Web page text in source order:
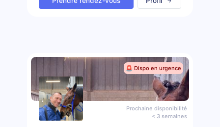
🚨 Dispo en urgence
Prochaine disponibilité
< 3 semaines